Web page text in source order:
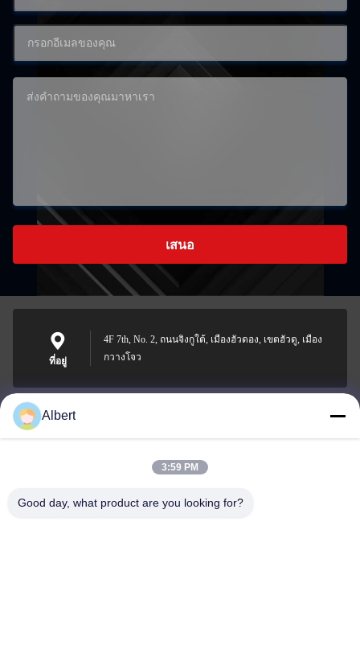
เสนอ
ที่อยู่
4F 7th, No. 2, ถนนจิงกูใต้, เมืองฮัวดอง, เขตฮัวดู, เมือง
กวางโจว
james@yimiautoparts.com
Albert
3:59 PM
Good day, what product are you looking for?